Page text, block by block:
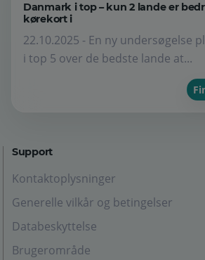
Danmark i top – kun 2 lande er
kørekort i
22.10.2025 - En ny undersøgelse
i top 5 over de bedste lande at...
Support
Kontaktoplysninger
Generelle vilkår og betingelser
Databeskyttelse
Brugerområde